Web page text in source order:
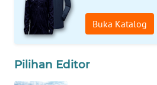
Buka Katalog
Pilihan Editor
WAHANA
Wahana
KONSUMEN